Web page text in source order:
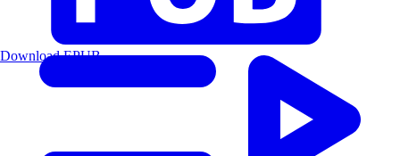
Download EPUB